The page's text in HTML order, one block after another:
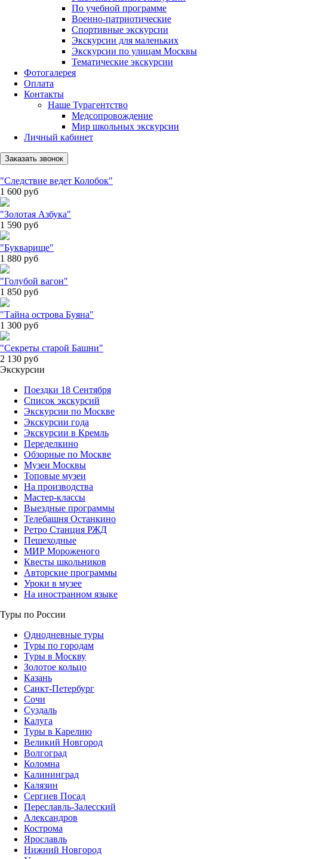
По учебной программе
Военно-патриотические
Спортивные экскурсии
Экскурсии для маленьких
Экскурсии по улицам Москвы
Тематические экскурсии
Фотогалерея
Оплата
Контакты
Наше Турагентство
Медсопровождение
Мир школьных экскурсии
Личный кабинет
Заказать звонок
"Следствие ведет Колобок"
1 600 руб
"Золотая Азбука"
1 590 руб
"Букварище"
1 880 руб
"Голубой вагон"
1 850 руб
"Тайна острова Буяна"
1 300 руб
"Секреты старой Башни"
2 130 руб
Экскурсии
Поездки 18 Сентября
Список экскурсий
Экскурсии по Москве
Экскурсии года
Экскурсии в Кремль
Переделкино
Обзорные по Москве
Музеи Москвы
Топовые музеи
На производства
Мастер-классы
Выездные программы
Телебашня Останкино
Ретро Станция РЖД
Пешеходные
МИР Мороженого
Квесты школьников
Авторские программы
Уроки в музее
На иностранном языке
Туры по России
Однодневные туры
Туры по городам
Туры в Москву
Золотое кольцо
Казань
Санкт-Петербург
Сочи
Суздаль
Калуга
Туры в Карелию
Великий Новгород
Волгоград
Коломна
Калининград
Калязин
Сергиев Посад
Переславль-Залесский
Александров
Кострома
Ярославль
Нижний Новгород